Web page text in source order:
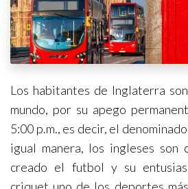
Los habitantes de Inglaterra
mundo, por su apego
5:00 p.m., es decir, el
igual manera, los ingleses son
creado el futbol y su